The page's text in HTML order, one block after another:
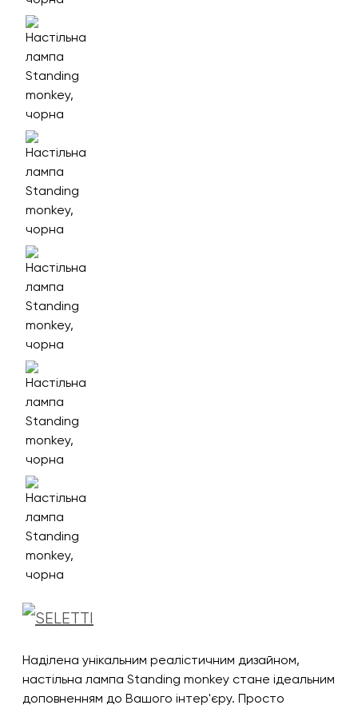
Наділена унікальним реалістичним дизайном,
настільна лампа Standing monkey стане ідеальним
доповненням до Вашого інтер'єру. Просто